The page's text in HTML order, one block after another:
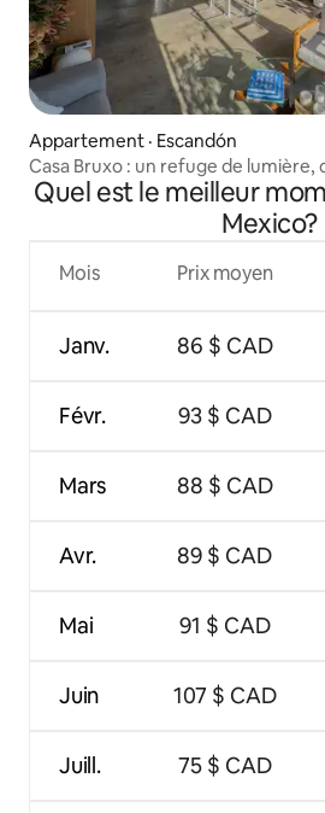
Appartement · Escandón
Casa Bruxo : un refuge de
mezcal.
Quel est le meilleur
Mexico?
Mois
Janv.
Févr.
Mars
Avr.
Mai
Juin
Juill.
Prix moyen
86 $ CAD
93 $ CAD
88 $ CAD
89 $ CAD
91 $ CAD
107 $ CAD
75 $ CAD